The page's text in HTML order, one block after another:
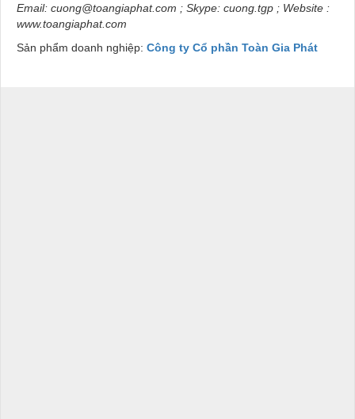
Email: cuong@toangiaphat.com ; Skype: cuong.tgp ; Website :
www.toangiaphat.com
Sản phẩm doanh nghiệp: Công ty Cổ phần Toàn Gia Phát